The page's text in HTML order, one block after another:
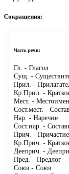
Сокращения:
Часть речи:
Гл. - Глагол
Сущ. -
Прил. -
Кр.Прил. -
Мест. -
Сост.мест. -
Нар. - Наречие
Сост.нар. -
Прич. - Причастие
Кр.Прич. -
Дееприч. -
Пред. - Предлог
Союз - Союз